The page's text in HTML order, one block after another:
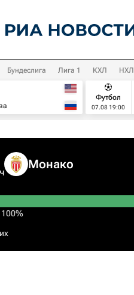
Бундеслига Лига 1 КХЛ НХЛ
Футбол
07.08 19:00
Монако
100%